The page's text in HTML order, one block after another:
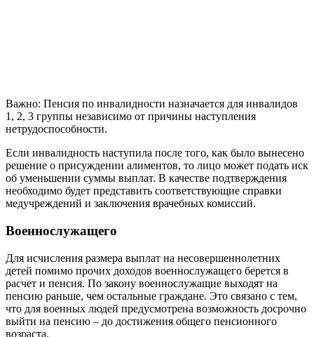
Важно: Пенсия по инвалидности назначается для инвалидов
1, 2, 3 группы независимо от причины наступления
нетрудоспособности.
Если инвалидность наступила после того, как было вынесено
решение о присуждении алиментов, то лицо может подать иск
об уменьшении суммы выплат. В качестве подтверждения
необходимо будет представить соответствующие справки
медучреждений и заключения врачебных комиссий.
Военнослужащего
Для исчисления размера выплат на несовершеннолетних
детей помимо прочих доходов военнослужащего берется в
расчет и пенсия. По закону военнослужащие выходят на
пенсию раньше, чем остальные граждане. Это связано с тем,
что для военных людей предусмотрена возможность досрочно
выйти на пенсию – до достижения общего пенсионного
возраста.